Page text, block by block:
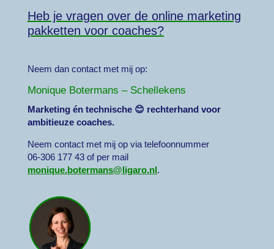
Heb je vragen over de online marketing
pakketten voor coaches?
Neem dan contact met mij op:
Monique Botermans – Schellekens
Marketing én technische 😊 rechterhand voor
ambitieuze coaches.
Neem contact met mij op via telefoonnummer
06-306 177 43 of per mail
monique.botermans@ligaro.nl.